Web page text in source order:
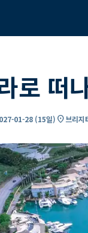
로 떠
01-28 (15일) location_on브리지